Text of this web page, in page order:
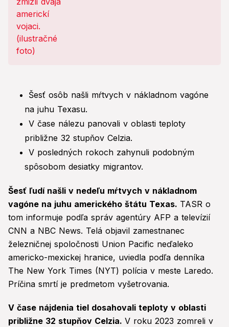
Šesť osôb našli mŕtvych v nákladnom vagóne
na juhu Texasu.
V čase nálezu panovali v oblasti teploty
približne 32 stupňov Celzia.
V posledných rokoch zahynuli podobným
spôsobom desiatky migrantov.
Šesť ľudí našli v nedeľu mŕtvych v nákladnom
vagóne na juhu amerického štátu Texas. TASR o
tom informuje podľa správ agentúry AFP a televízií
CNN a NBC News. Telá objavil zamestnanec
železničnej spoločnosti Union Pacific neďaleko
americko-mexickej hranice, uviedla podľa denníka
The New York Times (NYT) polícia v meste Laredo.
Príčina smrtí je predmetom vyšetrovania.
V čase nájdenia tiel dosahovali teploty v oblasti
približne 32 stupňov Celzia. V roku 2023 zomreli v